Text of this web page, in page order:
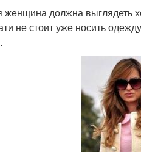
должна выглядеть
не стоит уже носить